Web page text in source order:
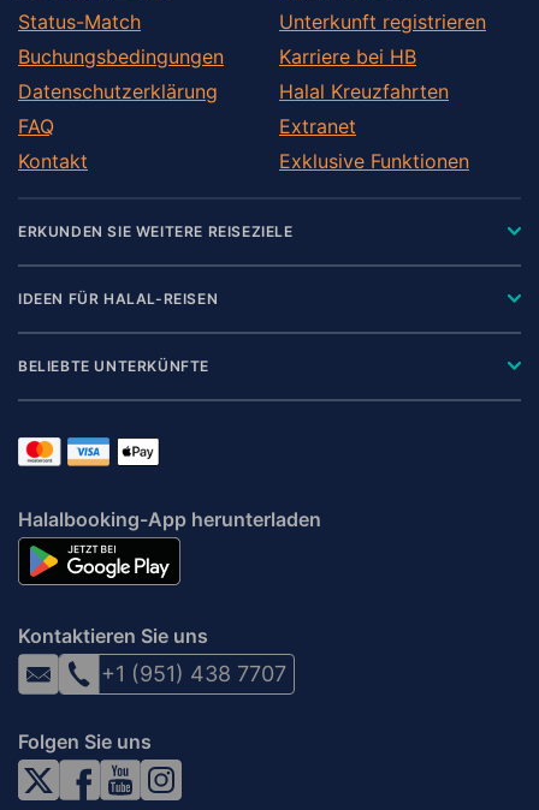
Status-Match
Buchungsbedingungen
Datenschutzerklärung
FAQ
Kontakt
Unterkunft registrieren
Karriere bei HB
Halal Kreuzfahrten
Extranet
Exklusive Funktionen
ERKUNDEN SIE WEITERE REISEZIELE
IDEEN FÜR HALAL-REISEN
BELIEBTE UNTERKÜNFTE
Halalbooking-App herunterladen
Kontaktieren Sie uns
+1 (951) 438 7707
Folgen Sie uns